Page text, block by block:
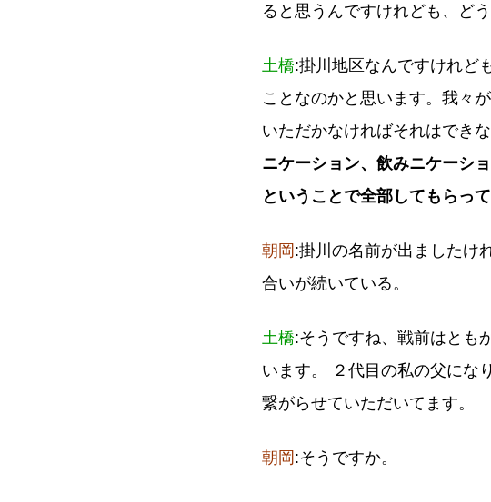
ると思うんですけれども、ど
土橋:掛川地区なんですけれど
ことなのかと思います。我々
いただかなければそれはでき
ニケーション、飲みニケーシ
ということで全部してもらっ
朝岡 :掛川の名前が出ましたけ
合いが続いている。
土橋:そうですね、戦前はとも
います。 ２代目の私の父にな
繋がらせていただいてます。
朝岡 :そうですか。